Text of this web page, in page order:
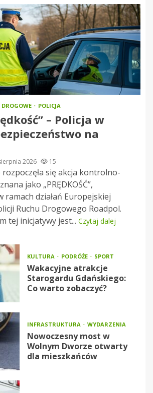
DROGOWE POLICJA
– Policja w
na
2026 15
rozpoczęła się akcja kontrolno-
jako „PRĘDKOŚĆ”,
ramach działań Europejskiej
Ruchu Drogowego Roadpol.
tej inicjatywy jest... Czytaj dalej
KULTURA PODRÓŻE SPORT
Wakacyjne atrakcje
Starogardu Gdańskiego:
Co warto zobaczyć?
INFRASTRUKTURA WYDARZENIA
Nowoczesny most w
Wolnym Dworze otwarty
dla mieszkańców